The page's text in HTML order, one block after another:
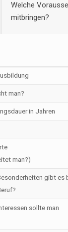
Welche
mitbringen?
man?
in Jahren
man?)
gibt es
sollte man